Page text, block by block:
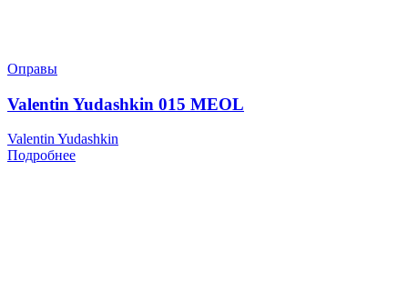
Оправы
Valentin Yudashkin 015 MEOL
Valentin Yudashkin
Подробнее